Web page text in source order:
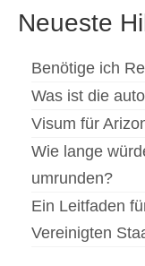
Neueste
Benötige ich
Was ist die
Visum für
Wie lange
umrunden?
Ein Leitfaden
Vereinigten